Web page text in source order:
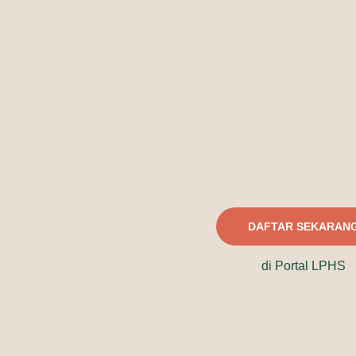
DAFTAR
di Portal LPHS